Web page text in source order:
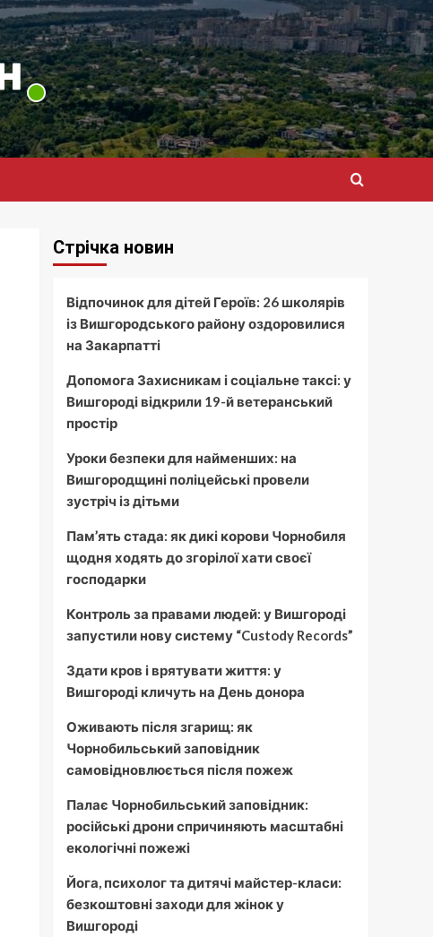
Стрічка новин
Відпочинок для дітей Героїв: 26 школярів
із Вишгородського району оздоровилися
на Закарпатті
Допомога Захисникам і соціальне таксі: у
Вишгороді відкрили 19-й ветеранський
простір
Уроки безпеки для найменших: на
Вишгородщині поліцейські провели
зустріч із дітьми
Пам’ять стада: як дикі корови Чорнобиля
щодня ходять до згорілої хати своєї
господарки
Контроль за правами людей: у Вишгороді
запустили нову систему “Custody Records”
Здати кров і врятувати життя: у
Вишгороді кличуть на День донора
Оживають після згарищ: як
Чорнобильський заповідник
самовідновлюється після пожеж
Палає Чорнобильський заповідник:
російські дрони спричиняють масштабні
екологічні пожежі
Йога, психолог та дитячі майстер-класи:
безкоштовні заходи для жінок у
Вишгороді